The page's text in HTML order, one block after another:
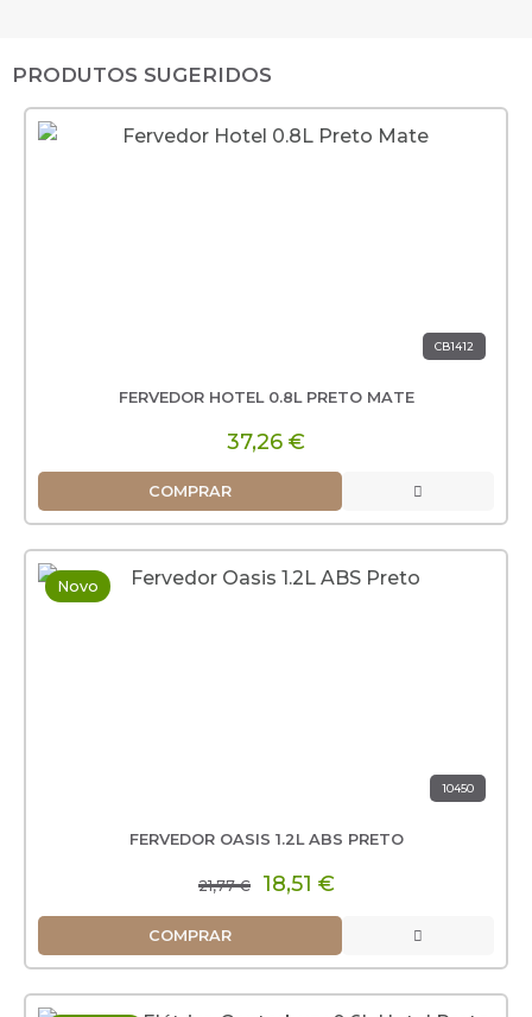
PRODUTOS SUGERIDOS
CB1412
FERVEDOR HOTEL 0.8L PRETO MATE
37,26 €
COMPRAR
Novo
10450
FERVEDOR OASIS 1.2L ABS PRETO
21,77 € 18,51 €
COMPRAR